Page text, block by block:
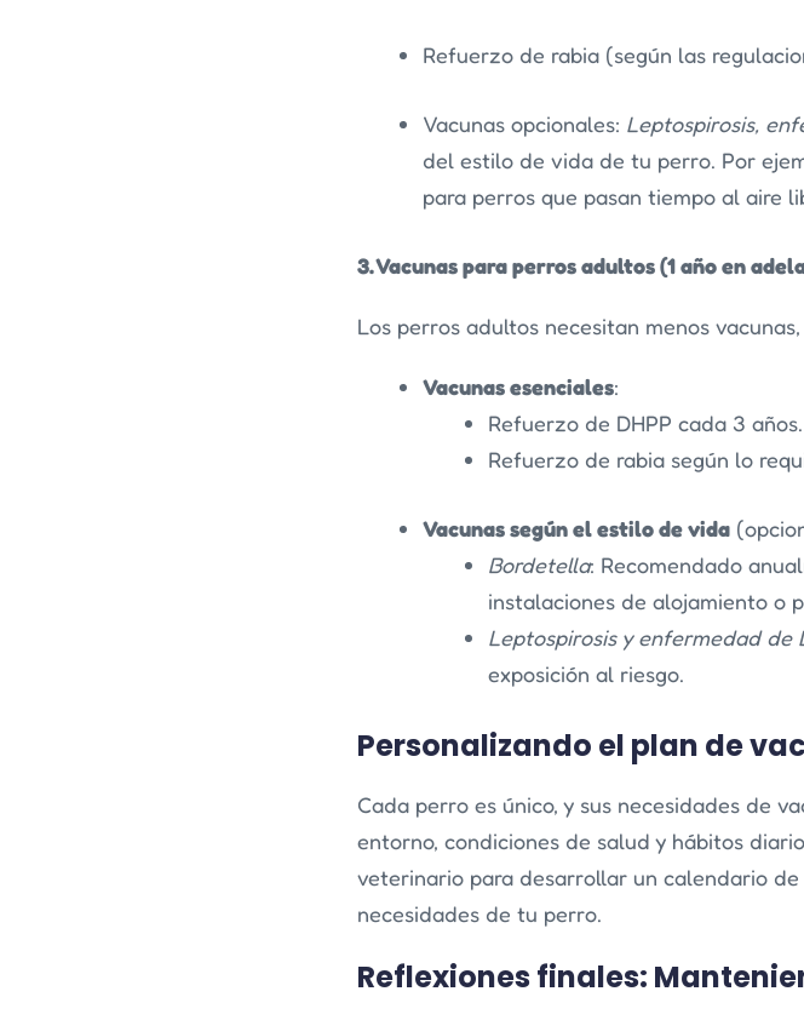
Refuerzo de rabia (según las
Vacunas opcionales: Leptospirosis,
del estilo de vida de tu perro. Por
para perros que pasan tiempo al aire
3. Vacunas para perros adultos (1 año en
Los perros adultos necesitan menos
Vacunas esenciales:
Refuerzo de DHPP cada 3 años.
Refuerzo de rabia según lo
Vacunas según el estilo de vida
Bordetella: Recomendado
instalaciones de alojamiento o
Leptospirosis y enfermedad de
exposición al riesgo.
Personalizando el plan de
Cada perro es único, y sus necesidades de
entorno, condiciones de salud y hábitos
veterinario para desarrollar un calendario
necesidades de tu perro.
Reflexiones finales: